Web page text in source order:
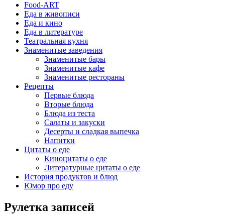
Food-ART
Еда в живописи
Еда и кино
Еда в литературе
Театральная кухня
Знаменитые заведения
Знаменитые бары
Знаменитые кафе
Знаменитые рестораны
Рецепты
Первые блюда
Вторые блюда
Блюда из теста
Салаты и закуски
Десерты и сладкая выпечка
Напитки
Цитаты о еде
Киноцитаты о еде
Литературные цитаты o еде
История продуктов и блюд
Юмор про еду
Рулетка записей